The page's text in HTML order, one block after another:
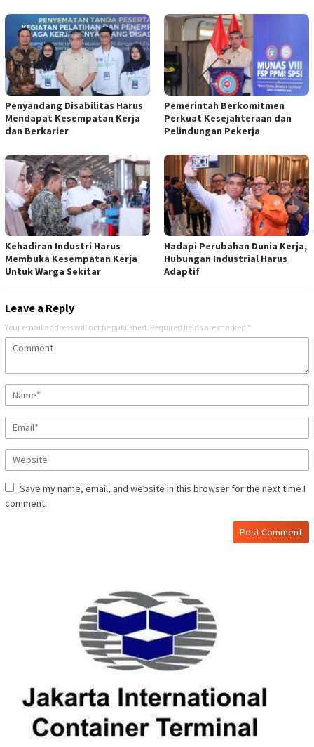
Penyandang Disabilitas Harus
Mendapat Kesempatan Kerja
dan Berkarier
Pemerintah Berkomitmen
Perkuat Kesejahteraan dan
Pelindungan Pekerja
Kehadiran Industri Harus
Membuka Kesempatan Kerja
Untuk Warga Sekitar
Hadapi Perubahan Dunia Kerja,
Hubungan Industrial Harus
Adaptif
Leave a Reply
Your email address will not be published. Required fields are marked *
Save my name, email, and website in this browser for the next time I
comment.